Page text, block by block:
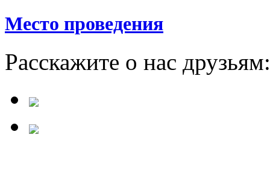
Место проведения
Расскажите о нас друзьям: